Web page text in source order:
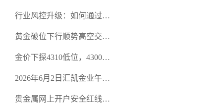
行业风控升级：如何通过正
规黄金开户交易平台？
黄金破位下行顺势高空交易
金价下探4310低位，4300关
2026年6月2日汇凯金业午盘
空头清算算法如何布防？
贵金属网上开户安全红线：